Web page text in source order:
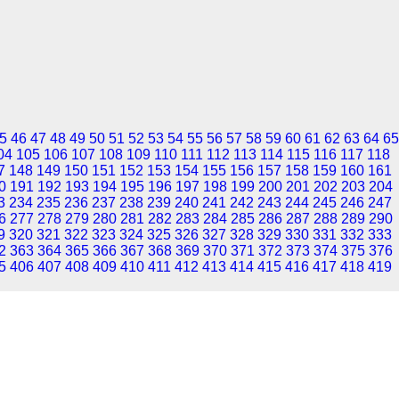
46 47 48 49 50 51 52 53 54 55 56 57 58 59 60 61 62 63 64 65
105 106 107 108 109 110 111 112 113 114 115 116 117 118
148 149 150 151 152 153 154 155 156 157 158 159 160 161
191 192 193 194 195 196 197 198 199 200 201 202 203 204
234 235 236 237 238 239 240 241 242 243 244 245 246 247
277 278 279 280 281 282 283 284 285 286 287 288 289 290
320 321 322 323 324 325 326 327 328 329 330 331 332 333
363 364 365 366 367 368 369 370 371 372 373 374 375 376
406 407 408 409 410 411 412 413 414 415 416 417 418 419